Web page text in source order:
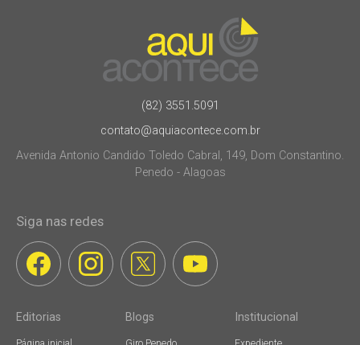
(82) 3551.5091
contato@aquiacontece.com.br
Avenida Antonio Candido Toledo Cabral, 149, Dom Constantino.
Penedo - Alagoas
Siga nas redes
Editorias Blogs Institucional